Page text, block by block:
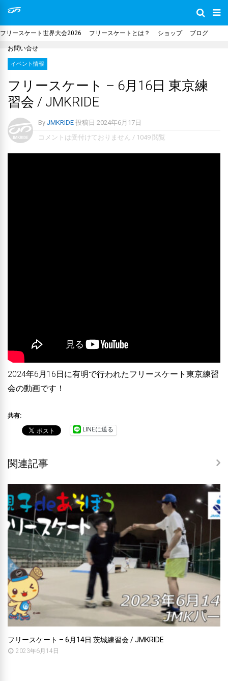
フリースケート世界大会2026 フリースケートとは？ ショップ ブログ
お問い合せ
イベント情報
フリースケート – 6月16日 東京練
習会 / JMKRIDE
By JMKRIDE 投稿日 2024年6月17日
コメントは受付けておりません / 1049 閲覧
2024年6月16日に有明で行われたフリースケート東京練習
会の動画です！
共有:
LINEに送る
関連記事
フリースケート – 6月14日 茨城練習会 / JMKRIDE
2023年6月14日